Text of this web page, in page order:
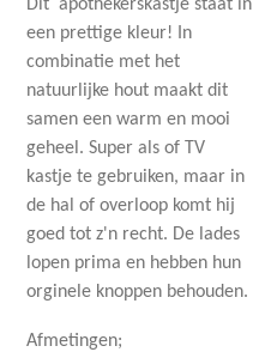
Dit apothekerskastje staat in
een prettige kleur! In
combinatie met het
natuurlijke hout maakt dit
samen een warm en mooi
geheel. Super als of TV
kastje te gebruiken, maar in
de hal of overloop komt hij
goed tot z'n recht. De lades
lopen prima en hebben hun
orginele knoppen behouden.
Afmetingen;